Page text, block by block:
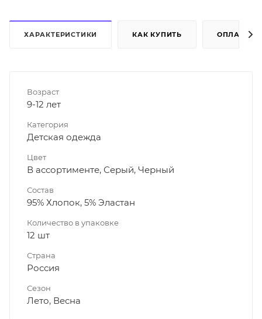
ХАРАКТЕРИСТИКИ КАК КУПИТЬ ОПЛАТА
Возраст
9-12 лет
Категория
Детская одежда
Цвет
В ассортименте, Серый, Черный
Состав
95% Хлопок, 5% Эластан
Количество в упаковке
12 шт
Страна
Россия
Сезон
Лето, Весна